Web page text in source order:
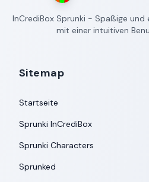
InCrediBox Sprunki - Spaßige und
mit einer intuitiven
Sitemap
Startseite
Sprunki InCrediBox
Sprunki Characters
Sprunked